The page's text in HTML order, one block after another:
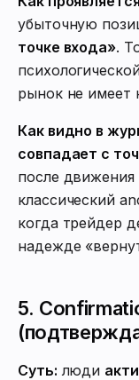
убыточную
точке входа».
рынок не имеет
Как видно в
совпадает с
после
классический
когда трейдер
надежде
5.
Суть: люди